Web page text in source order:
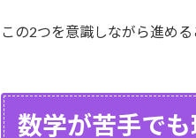
この2つを意識しながら進める
数学が苦手で